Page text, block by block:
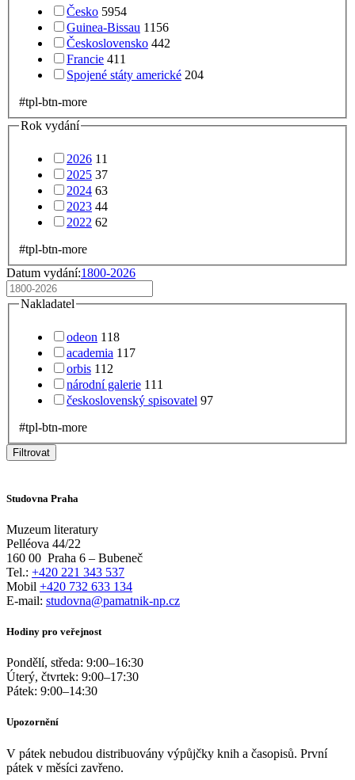
Česko 5954
Guinea-Bissau 1156
Československo 442
Francie 411
Spojené státy americké 204
#tpl-btn-more
Rok vydání
2026 11
2025 37
2024 63
2023 44
2022 62
#tpl-btn-more
Datum vydání:1800-2026
Nakladatel
odeon 118
academia 117
orbis 112
národní galerie 111
československý spisovatel 97
#tpl-btn-more
Filtrovat
Studovna Praha
Muzeum literatury
Pelléova 44/22
160 00 Praha 6 – Bubeneč
Tel.: +420 221 343 537
Mobil +420 732 633 134
E-mail: studovna@pamatnik-np.cz
Hodiny pro veřejnost
Pondělí, středa: 9:00–16:30
Úterý, čtvrtek: 9:00–17:30
Pátek: 9:00–14:30
Upozornění
V pátek nebudou distribuovány výpůjčky knih a časopisů. První
pátek v měsíci zavřeno.